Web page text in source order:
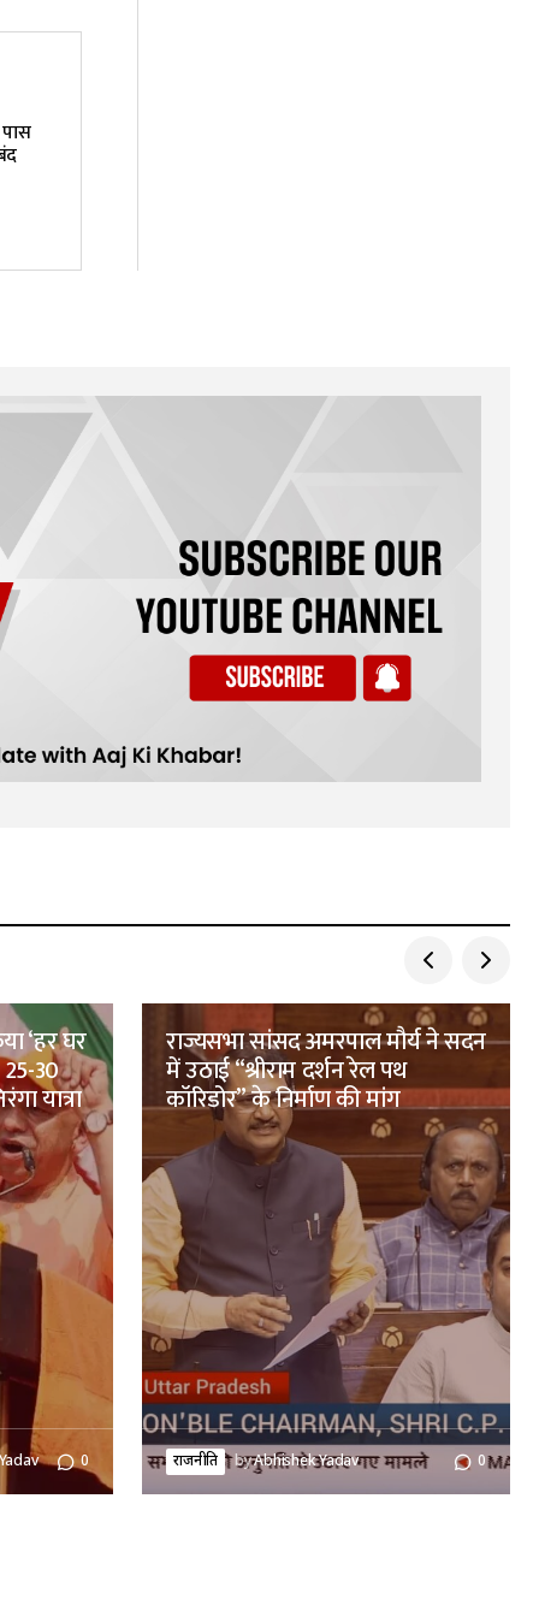
‘हर घर
30
यात्रा
0
राज्यसभा सांसद अमरपाल मौर्य ने सदन
में उठाई “श्रीराम दर्शन रेल पथ
कॉरिडोर” के निर्माण की मांग
राजनीति byAbhishek Yadav 0